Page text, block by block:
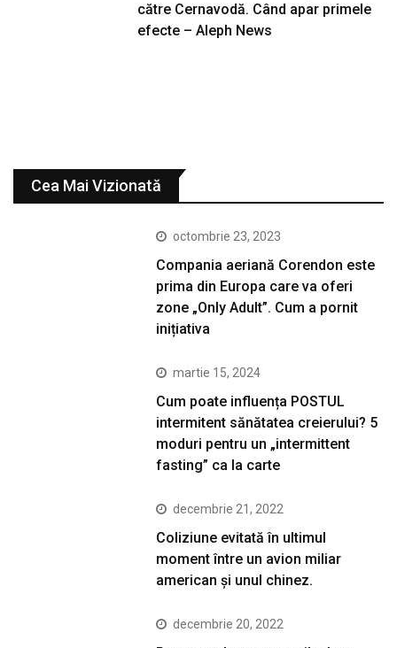
către Cernavodă. Când apar primele
efecte – Aleph News
Cea Mai Vizionată
octombrie 23, 2023
Compania aeriană Corendon este
prima din Europa care va oferi
zone „Only Adult”. Cum a pornit
inițiativa
martie 15, 2024
Cum poate influența POSTUL
intermitent sănătatea creierului? 5
moduri pentru un „intermittent
fasting” ca la carte
decembrie 21, 2022
Coliziune evitată în ultimul
moment între un avion miliar
american şi unul chinez.
decembrie 20, 2022